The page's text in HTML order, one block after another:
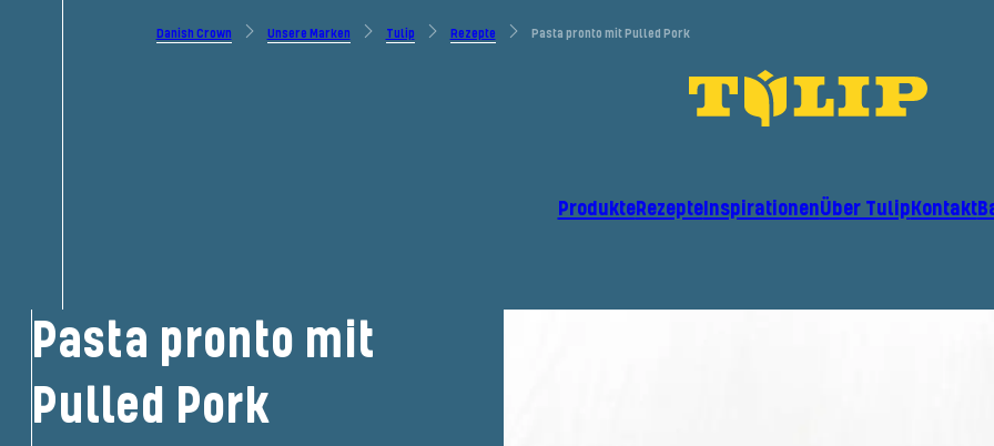
Danish Crown Unsere Marken Tulip Rezepte Pasta pronto mit Pulled Pork
ProdukteRezepteInspirationenÜber TulipKontakt
Pasta pronto mit
Pulled Pork